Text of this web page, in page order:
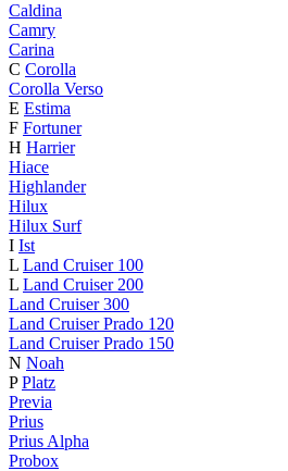
Caldina
Camry
Carina
C Corolla
Corolla Verso
E Estima
F Fortuner
H Harrier
Hiace
Highlander
Hilux
Hilux Surf
I Ist
L Land Cruiser 100
L Land Cruiser 200
Land Cruiser 300
Land Cruiser Prado 120
Land Cruiser Prado 150
N Noah
P Platz
Previa
Prius
Prius Alpha
Probox